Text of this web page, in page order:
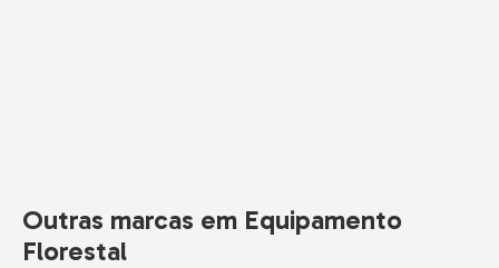
Outras marcas em Equipamento
Florestal